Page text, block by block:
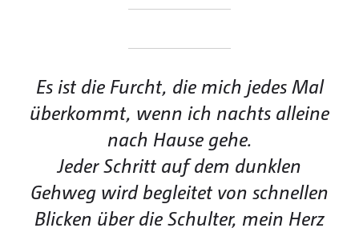
Es ist die Furcht, die mich jedes Mal
überkommt, wenn ich nachts alleine
nach Hause gehe.
Jeder Schritt auf dem dunklen
Gehweg wird begleitet von schnellen
Blicken über die Schulter, mein Herz